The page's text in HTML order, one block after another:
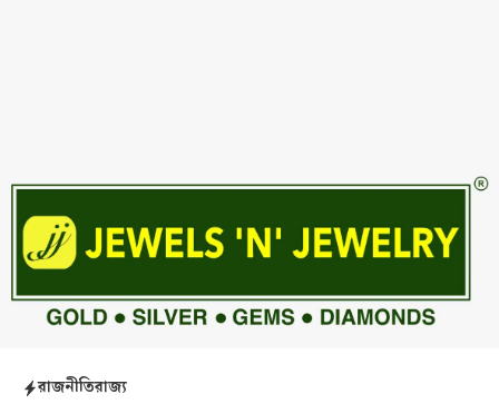
রাজনীতিরাজ্য